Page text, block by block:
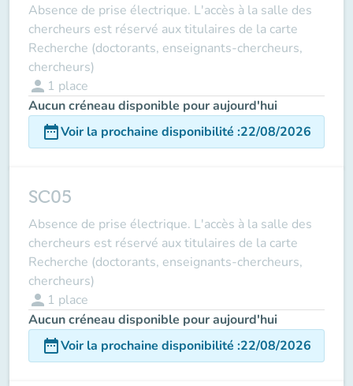
Absence de prise électrique. L'accès à la salle des
chercheurs est réservé aux titulaires de la carte
Recherche (doctorants, enseignants-chercheurs,
chercheurs)
person 1 place
Aucun créneau disponible pour aujourd'hui
date_rangeVoir la prochaine disponibilité :22/08/2026
SC05
Absence de prise électrique. L'accès à la salle des
chercheurs est réservé aux titulaires de la carte
Recherche (doctorants, enseignants-chercheurs,
chercheurs)
person 1 place
Aucun créneau disponible pour aujourd'hui
date_rangeVoir la prochaine disponibilité :22/08/2026